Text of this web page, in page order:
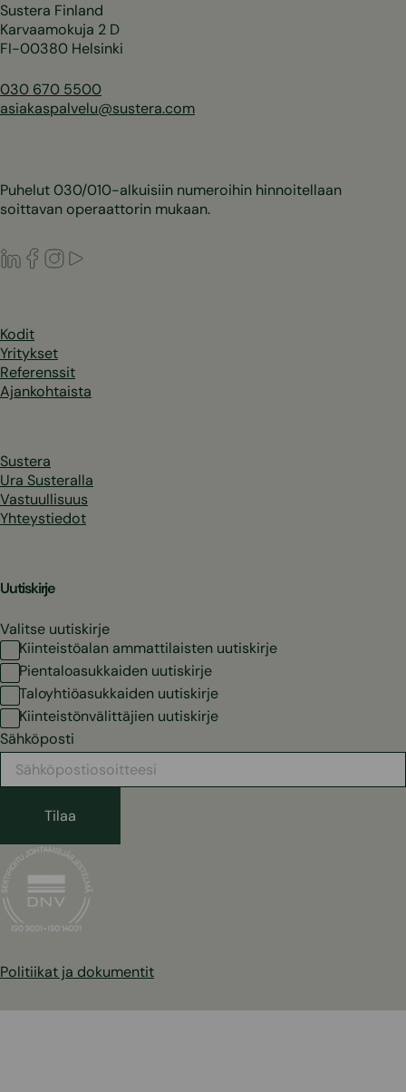
Sustera Finland
Karvaamokuja 2 D
FI-00380 Helsinki
030 670 5500
asiakaspalvelu@sustera.com
Puhelut 030/010-alkuisiin numeroihin hinnoitellaan
soittavan operaattorin mukaan.
LinkedIn
Facebook
Instagram
Kodit
Yritykset
Referenssit
Ajankohtaista
Sustera
Ura Susteralla
Vastuullisuus
Yhteystiedot
Uutiskirje
Valitse uutiskirje
Kiinteistöalan ammattilaisten uutiskirje
Pientaloasukkaiden uutiskirje
Taloyhtiöasukkaiden uutiskirje
Kiinteistönvälittäjien uutiskirje
Sähköposti
Politiikat ja dokumentit